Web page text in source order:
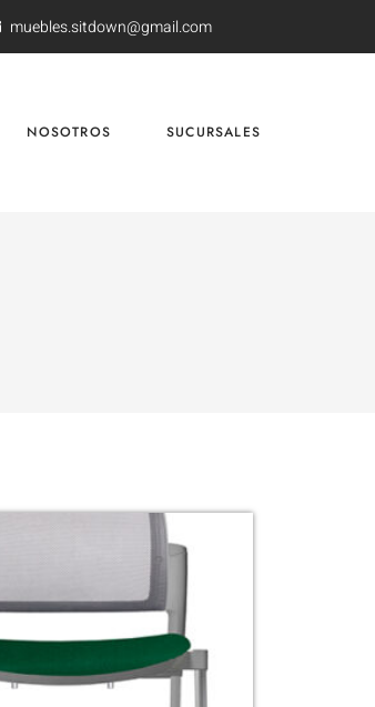
muebles.sitdown@gmail.com
NOSOTROS SUCURSALES